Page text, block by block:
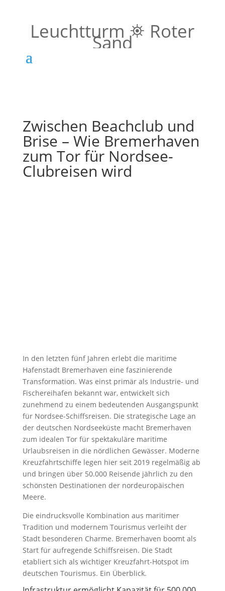
Leuchtturm ⛯ Roter
Sand
Zwischen Beachclub und
Brise – Wie Bremerhaven
zum Tor für Nordsee-
Clubreisen wird
In den letzten fünf Jahren erlebt die maritime
Hafenstadt Bremerhaven eine faszinierende
Transformation. Was einst primär als Industrie- und
Fischereihafen bekannt war, entwickelt sich
zunehmend zu einem bedeutenden Ausgangspunkt
für Nordsee-Schiffsreisen. Die strategische Lage an
der deutschen Nordseeküste macht Bremerhaven
zum idealen Tor für spektakuläre maritime
Urlaubsreisen in die nördlichen Gewässer. Moderne
Kreuzfahrtschiffe legen hier seit 2019 regelmäßig ab
und bringen über 50.000 Reisende jährlich zu den
schönsten Destinationen der nordeuropäischen
Meere.
Die eindrucksvolle Kombination aus maritimer
Tradition und modernem Tourismus verleiht der
Stadt besonderen Charme. Bremerhaven boomt als
Start für aufregende Schiffsreisen. Die Stadt
etabliert sich als wichtiger Kreuzfahrt-Hotspot im
deutschen Tourismus. Ein Überblick.